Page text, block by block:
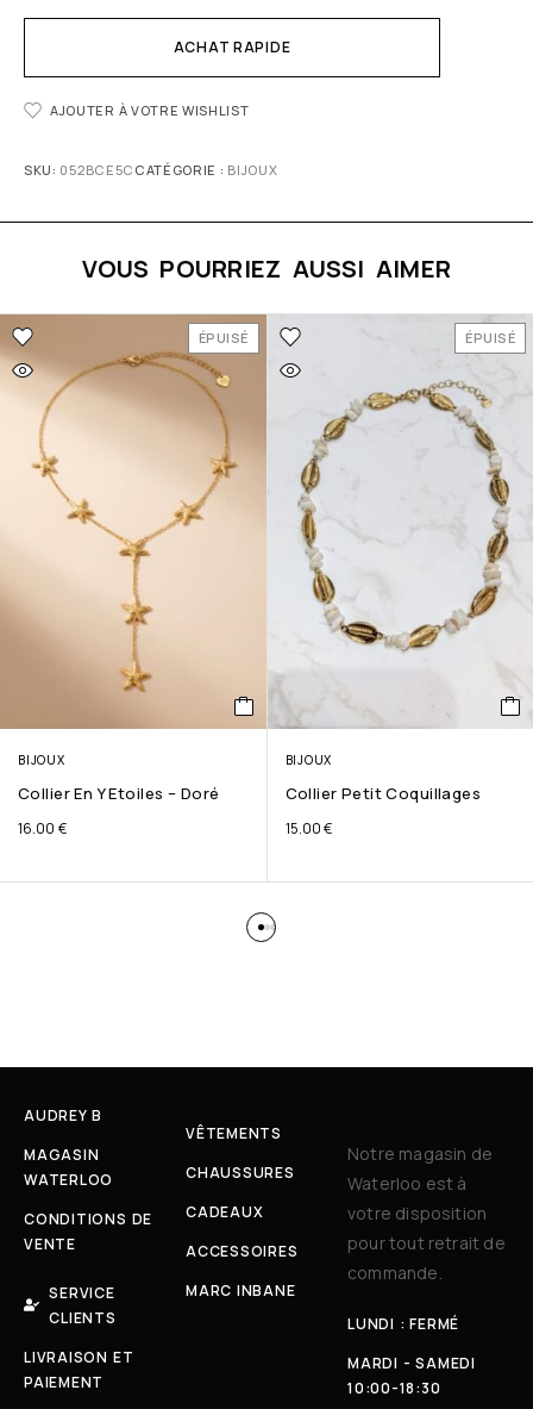
ACHAT RAPIDE
AJOUTER À VOTRE WISHLIST
SKU: 052BCE5C CATÉGORIE : BIJOUX
VOUS POURRIEZ AUSSI AIMER
ÉPUISÉ
BIJOUX
Collier En Y Etoiles – Doré
16.00 €
ÉPUISÉ
BIJOUX
Collier Petit Coquillages
15.00€
AUDREY B
MAGASIN
WATERLOO
CONDITIONS DE
VENTE
SERVICE
CLIENTS
LIVRAISON ET
PAIEMENT
VÊTEMENTS
CHAUSSURES
CADEAUX
ACCESSOIRES
MARC INBANE
Notre magasin de
Waterloo est à
votre disposition
pour tout retrait de
commande.
LUNDI : FERMÉ
MARDI - SAMEDI
10:00-18:30